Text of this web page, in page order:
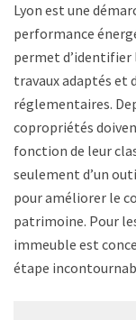
Lyon est une
performance
permet d’identifier
travaux adaptés et
réglementaires.
copropriétés
fonction de leur
seulement d’un
pour améliorer le
patrimoine. Pour
immeuble est
étape